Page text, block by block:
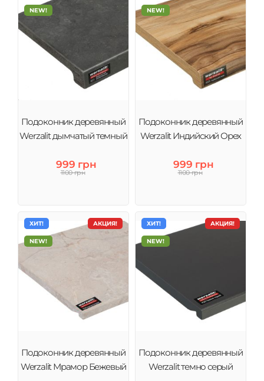
NEW!
Подоконник деревянный
Werzalit дымчатый темный
999 грн
1100 грн
NEW!
Подоконник деревянный
Werzalit Индийский Орех
999 грн
1100 грн
АКЦИЯ!
ХИТ!
NEW!
Подоконник деревянный
Werzalit Мрамор Бежевый
АКЦИЯ!
ХИТ!
NEW!
Подоконник деревянный
Werzalit темно серый